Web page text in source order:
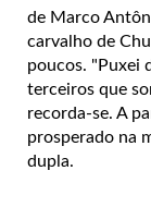
de Marco
carvalho de
poucos. "Puxei
terceiros que
recorda-se. A
prosperado na
dupla.